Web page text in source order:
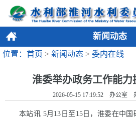
新闻动态
位置：首页 > 新闻动态 > 委内在线
淮委举办政务工作能力
2026-05-15 17:19:52 办公室
本站讯 5月13日至15日，淮委在中